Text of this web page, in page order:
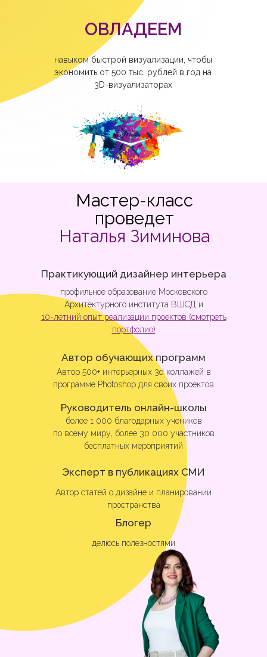
навыком быстрой визуализации, чтобы
экономить от 500 тыс. рублей в год на
3D-визуализаторах
ОВЛАДЕЕМ
Мастер-класс
проведет
Наталья Зиминова
Практикующий дизайнер интерьера
профильное образование Московского
Архитектурного института ВШСД и
10-летний опыт реализации проектов (смотреть
портфолио)
Руководитель онлайн-школы
более 1 000 благодарных учеников
по всему миру, более 30 000 участников
бесплатных мероприятий
Эксперт в публикациях СМИ
Автор статей о дизайне и планировании
пространства
Блогер
делюсь полезностями
Автор обучающих программ
Автор 500+ интерьерных 3d коллажей в
программе Photoshop для своих проектов